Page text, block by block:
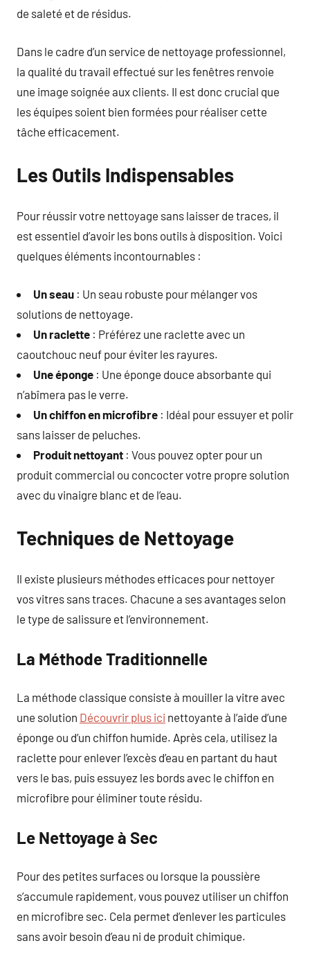
de saleté et de résidus.
Dans le cadre d’un service de nettoyage professionnel,
la qualité du travail effectué sur les fenêtres renvoie
une image soignée aux clients. Il est donc crucial que
les équipes soient bien formées pour réaliser cette
tâche efficacement.
Les Outils Indispensables
Pour réussir votre nettoyage sans laisser de traces, il
est essentiel d’avoir les bons outils à disposition. Voici
quelques éléments incontournables :
Un seau : Un seau robuste pour mélanger vos
solutions de nettoyage.
Un raclette : Préférez une raclette avec un
caoutchouc neuf pour éviter les rayures.
Une éponge : Une éponge douce absorbante qui
n’abîmera pas le verre.
Un chiffon en microfibre : Idéal pour essuyer et polir
sans laisser de peluches.
Produit nettoyant : Vous pouvez opter pour un
produit commercial ou concocter votre propre solution
avec du vinaigre blanc et de l’eau.
Techniques de Nettoyage
Il existe plusieurs méthodes efficaces pour nettoyer
vos vitres sans traces. Chacune a ses avantages selon
le type de salissure et l’environnement.
La Méthode Traditionnelle
La méthode classique consiste à mouiller la vitre avec
une solution Découvrir plus ici nettoyante à l’aide d’une
éponge ou d’un chiffon humide. Après cela, utilisez la
raclette pour enlever l’excès d’eau en partant du haut
vers le bas, puis essuyez les bords avec le chiffon en
microfibre pour éliminer toute résidu.
Le Nettoyage à Sec
Pour des petites surfaces ou lorsque la poussière
s’accumule rapidement, vous pouvez utiliser un chiffon
en microfibre sec. Cela permet d’enlever les particules
sans avoir besoin d’eau ni de produit chimique.